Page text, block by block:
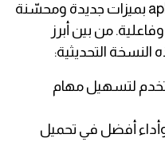
يأتي آخر تحديث لتطبيق معاشي apk بميزات جديدة ومحسّنة
من بين أبرز
النسخة التحديثية:
لتسهيل مهام
أفضل في تحميل